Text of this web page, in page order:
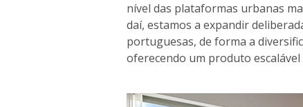
nível das plataformas urbanas
daí, estamos a expandir
portuguesas, de forma a
oferecendo um produto